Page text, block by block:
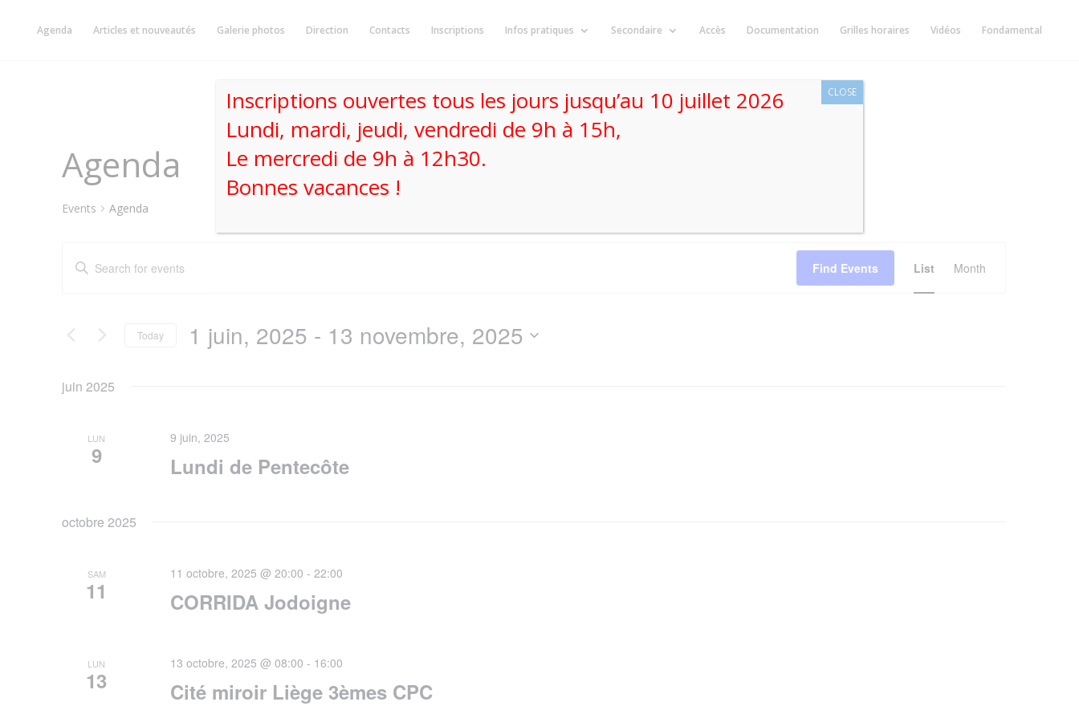
contentAgenda Articles et nouveautés Galerie photos Direction Contacts Inscriptions Infos pratiques Secondaire Accès Documentation Grilles horaires Vidéos Fondamental
Agenda
Events Agenda
Search
Navigation
Enter
Keyword.
Events
Find Events Views
List Month
Today 1 juin, 2025 - 13 novembre, 2025
juin 2025
LUN
9
9 juin, 2025
Lundi de Pentecôte
octobre 2025
SAM
11
11 octobre, 2025 @ 20:00 -22:00
CORRIDA Jodoigne
LUN
13
13 octobre, 2025 @ 08:00 - 16:00
Cité miroir Liège 3èmes CPC
Inscriptions ouvertes tous les jours jusqu’au 10 juillet 2026
Lundi, mardi, jeudi, vendredi de 9h à 15h,
Le mercredi de 9h à 12h30.
Bonnes vacances !
CLOSE